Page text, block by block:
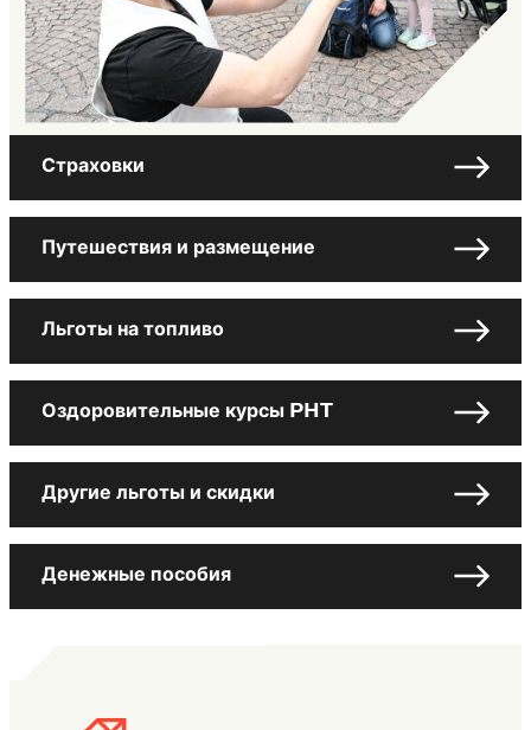
Страховки
Путешествия и размещение
Льготы на топливо
Оздоровительные курсы PHT
Другие льготы и скидки
Денежные пособия